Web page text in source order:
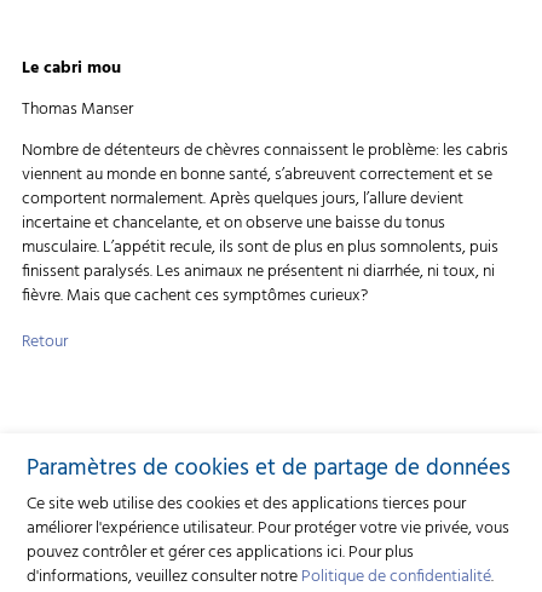
Le cabri mou
Thomas Manser
Nombre de détenteurs de chèvres connaissent le problème: les cabris
viennent au monde en bonne santé, s’abreuvent correctement et se
comportent normalement. Après quelques jours, l’allure devient
incertaine et chancelante, et on observe une baisse du tonus
musculaire. L’appétit recule, ils sont de plus en plus somnolents, puis
finissent paralysés. Les animaux ne présentent ni diarrhée, ni toux, ni
fièvre. Mais que cachent ces symptômes curieux?
Retour
Paramètres de cookies et de partage de données
Ce site web utilise des cookies et des applications tierces pour
améliorer l'expérience utilisateur. Pour protéger votre vie privée, vous
pouvez contrôler et gérer ces applications ici.Pour plus
d'informations, veuillez consulter notrePolitique de confidentialité.